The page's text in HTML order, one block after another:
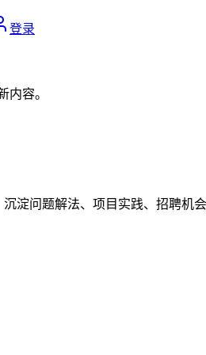
登录
内容。
淀问题解法、项目实践、招聘机会